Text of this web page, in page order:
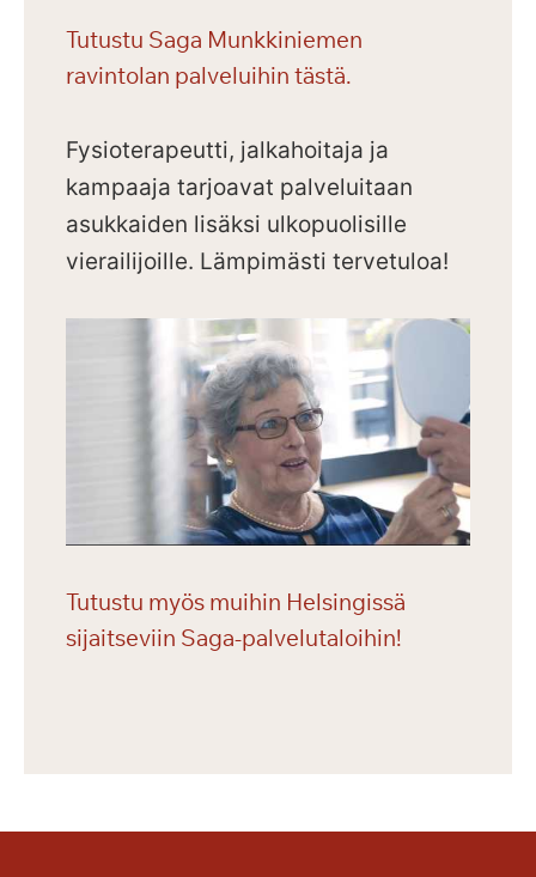
Tutustu Saga Munkkiniemen
ravintolan palveluihin tästä.
Fysioterapeutti, jalkahoitaja ja
kampaaja tarjoavat palveluitaan
asukkaiden lisäksi ulkopuolisille
vierailijoille. Lämpimästi tervetuloa!
Tutustu myös muihin Helsingissä
sijaitseviin Saga-palvelutaloihin!